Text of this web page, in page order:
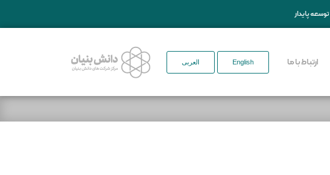
توسعه پایدار
ارتباط با ما English العربی